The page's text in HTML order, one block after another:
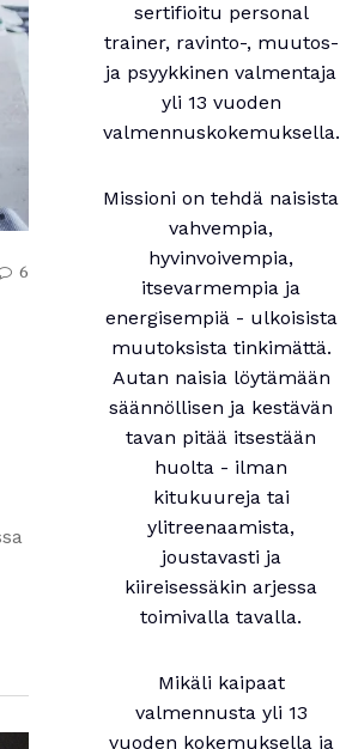
6
sertifioitu personal
trainer, ravinto-, muutos-
ja psyykkinen valmentaja
yli 13 vuoden
valmennuskokemuksella.
Missioni on tehdä naisista
vahvempia,
hyvinvoivempia,
itsevarmempia ja
energisempiä - ulkoisista
muutoksista tinkimättä.
Autan naisia löytämään
säännöllisen ja kestävän
tavan pitää itsestään
huolta - ilman
kitukuureja tai
ylitreenaamista,
joustavasti ja
kiireisessäkin arjessa
toimivalla tavalla.
Mikäli kaipaat
valmennusta yli 13
vuoden kokemuksella ja